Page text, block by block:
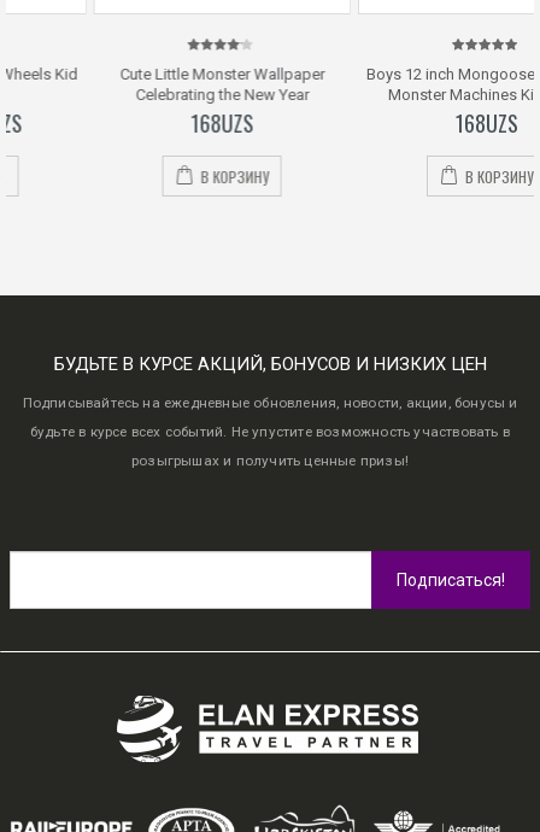
out of
Cute Little Monster Wallpaper
Celebrating the New Year
В КОРЗИНУ
of 5
Boys 12 inch Mongoose Blaze and
Monster Machines Kids Bike
В КОРЗИНУ
БУДЬТЕ В КУРСЕ АКЦИЙ, БОНУСОВ И НИЗКИХ ЦЕН
Подписывайтесь на ежедневные обновления, новости, акции, бонусы и
будьте в курсе всех событий. Не упустите возможность участвовать в
розыгрышах и получить ценные призы!